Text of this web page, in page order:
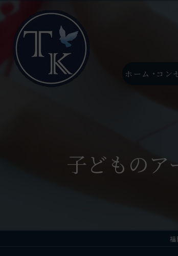
ホーム コン
子どもの
福